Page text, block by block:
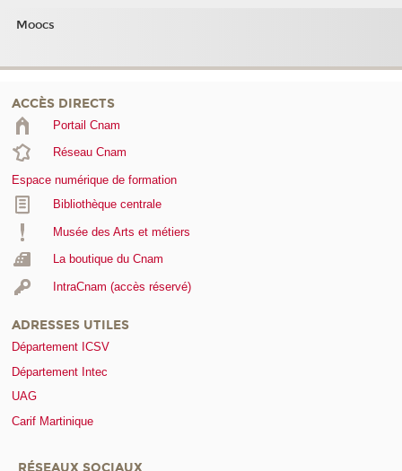
Moocs
ACCÈS DIRECTS
Portail Cnam
Réseau Cnam
Espace numérique de formation
Bibliothèque centrale
Musée des Arts et métiers
La boutique du Cnam
IntraCnam (accès réservé)
ADRESSES UTILES
Département ICSV
Département Intec
UAG
Carif Martinique